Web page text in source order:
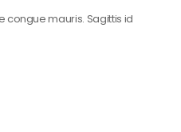
congue mauris. Sagittis id